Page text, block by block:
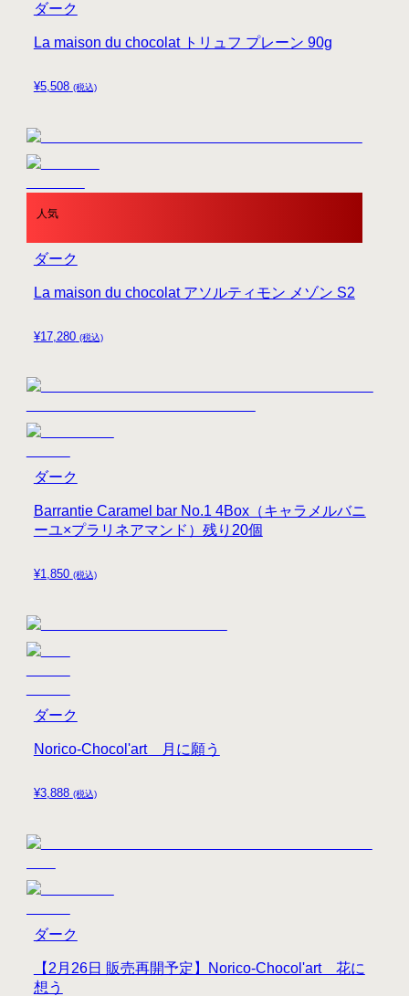
¥5,508 (税込)
La maison du chocolat トリュフ プレーン 90g
ダーク
人気
¥17,280 (税込)
La maison du chocolat アソルティモン メゾン S2
ダーク
¥1,850 (税込)
Barrantie Caramel bar No.1 4Box（キャラメルバニ
ーユ×プラリネアマンド）残り20個
ダーク
¥3,888 (税込)
Norico-Chocol'art 月に願う
ダーク
【2月26日 販売再開予定】Norico-Chocol'art 花に
想う
ダーク